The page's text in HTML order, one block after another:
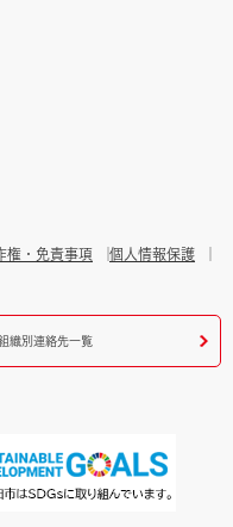
権・免責事項
個人情報保護
織別連絡先一覧